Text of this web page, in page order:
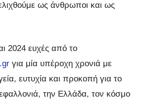
ως άνθρωποι και ως
2024 ευχές από το
για μία υπέροχη χρονιά με
ευτυχία και προκοπή για το
την Ελλάδα, τον κόσμο